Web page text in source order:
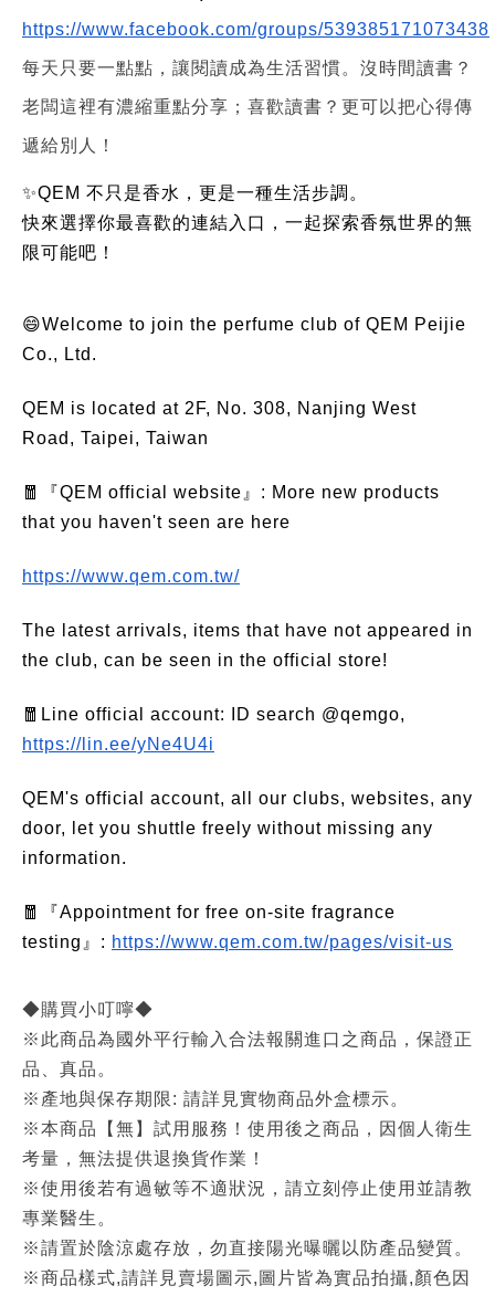
https://www.facebook.com/groups/539385171073438
每天只要一點點，讓閱讀成為生活習慣。沒時間讀書？
老闆這裡有濃縮重點分享；喜歡讀書？更可以把心得傳
遞給別人！
✨QEM 不只是香水，更是一種生活步調。
快來選擇你最喜歡的連結入口，一起探索香氛世界的無
限可能吧！
😄Welcome to join the perfume club of QEM Peijie
Co., Ltd.
QEM is located at 2F, No. 308, Nanjing West
Road, Taipei, Taiwan
🧧『QEM official website』: More new products
that you haven't seen are here
https://www.qem.com.tw/
The latest arrivals, items that have not appeared in
the club, can be seen in the official store!
🧧Line official account: ID search @qemgo,
https://lin.ee/yNe4U4i
QEM's official account, all our clubs, websites, any
door, let you shuttle freely without missing any
information.
🧧『Appointment for free on-site fragrance
testing』: https://www.qem.com.tw/pages/visit-us
◆購買小叮嚀◆
※此商品為國外平行輸入合法報關進口之商品，保證正
品、真品。
※產地與保存期限: 請詳見實物商品外盒標示。
※本商品【無】試用服務！使用後之商品，因個人衛生
考量，無法提供退換貨作業！
※使用後若有過敏等不適狀況，請立刻停止使用並請教
專業醫生。
※請置於陰涼處存放，勿直接陽光曝曬以防產品變質。
※商品樣式,請詳見賣場圖示,圖片皆為實品拍攝,顏色因